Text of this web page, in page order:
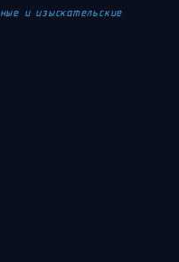
и изыскательские